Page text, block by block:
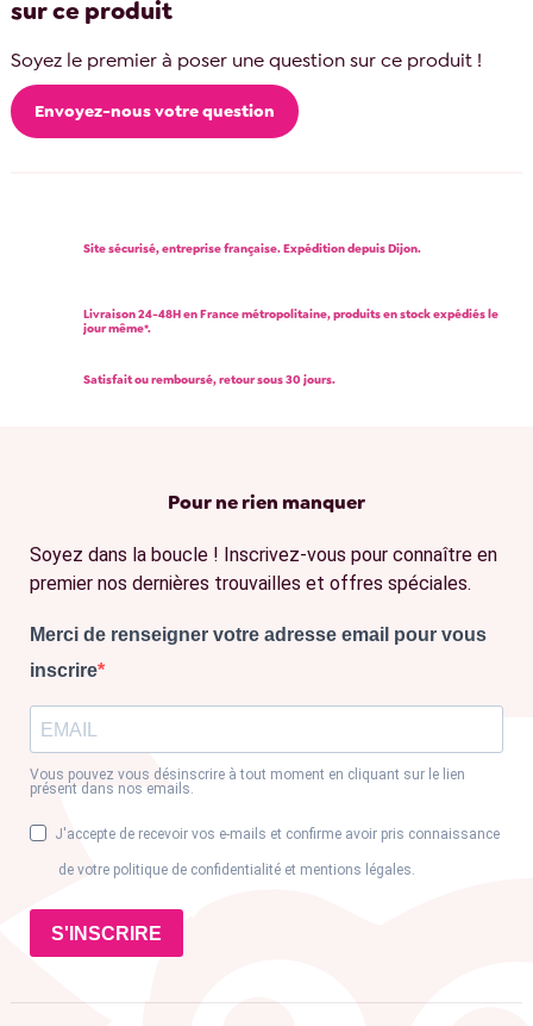
sur ce produit
Soyez le premier à poser une question sur ce produit !
Envoyez-nous votre question
Site sécurisé, entreprise française. Expédition depuis Dijon.
Livraison 24-48H en France métropolitaine, produits en stock expédiés le
jour même*.
Satisfait ou remboursé, retour sous 30 jours.
Pour ne rien manquer
Soyez dans la boucle ! Inscrivez-vous pour connaître en
premier nos dernières trouvailles et offres spéciales.
Merci de renseigner votre adresse email pour vous
inscrire
Vous pouvez vous désinscrire à tout moment en cliquant sur le lien
présent dans nos emails.
J'accepte de recevoir vos e-mails et confirme avoir pris connaissance
de votre politique de confidentialité et mentions légales.
S'INSCRIRE